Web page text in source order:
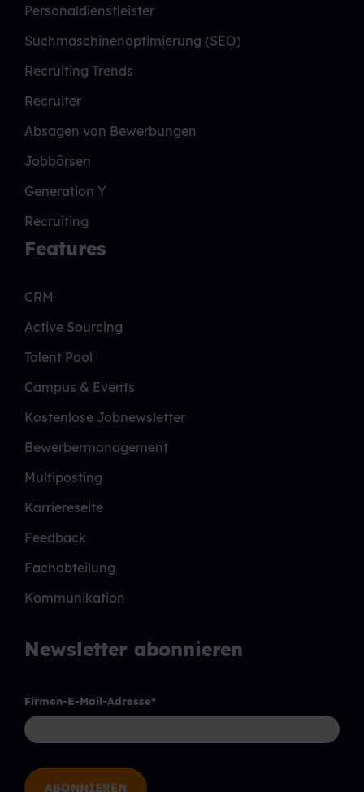
Personaldienstleister
Suchmaschinenoptimierung (SEO)
Recruiting Trends
Recruiter
Absagen von Bewerbungen
Jobbörsen
Generation Y
Recruiting
Features
CRM
Active Sourcing
Talent Pool
Campus & Events
Kostenlose Jobnewsletter
Bewerbermanagement
Multiposting
Karriereseite
Feedback
Fachabteilung
Kommunikation
Newsletter abonnieren
Firmen-E-Mail-Adresse*